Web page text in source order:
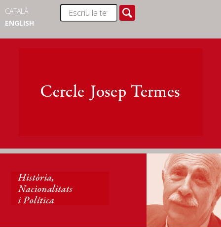
CATALÀ
ENGLISH